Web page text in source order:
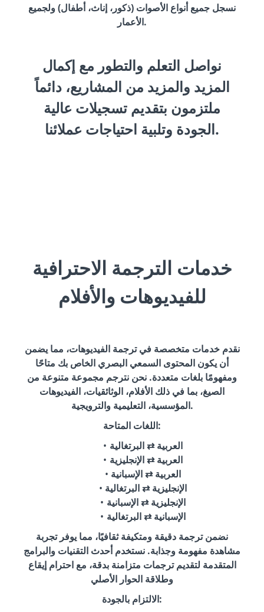
نسجل جميع أنواع الأصوات (ذكور، إناث، أطفال) ولجميع
الأعمار.
نواصل التعلم والتطور مع إكمال
المزيد والمزيد من المشاريع، دائماً
ملتزمون بتقديم تسجيلات عالية
الجودة وتلبية احتياجات عملائنا.
خدمات الترجمة الاحترافية
للفيديوهات والأفلام
نقدم خدمات متخصصة في ترجمة الفيديوهات، مما يضمن
أن يكون المحتوى السمعي البصري الخاص بك متاحًا
ومفهومًا بلغات متعددة. نحن نترجم مجموعة متنوعة من
الصيغ، بما في ذلك الأفلام، الوثائقيات، الفيديوهات
المؤسسية، التعليمية والترويجية.
اللغات المتاحة:
العربية ⇄ البرتغالية
العربية ⇄ الإنجليزية
العربية ⇄ الإسبانية
الإنجليزية ⇄ البرتغالية
الإنجليزية ⇄ الإسبانية
الإسبانية ⇄ البرتغالية
نضمن ترجمة دقيقة ومتكيفة ثقافيًا، مما يوفر تجربة
مشاهدة مفهومة وجذابة. نستخدم أحدث التقنيات والبرامج
المتقدمة لتقديم ترجمات متزامنة بدقة، مع احترام إيقاع
وطلاقة الحوار الأصلي
الالتزام بالجودة: